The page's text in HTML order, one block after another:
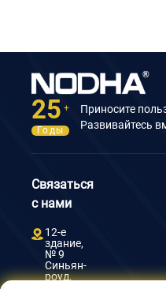
25 +
Годы
Приносите
Развивайтесь
Связаться
с нами
12-е
здание,
№ 9
Синьян-
роуд,